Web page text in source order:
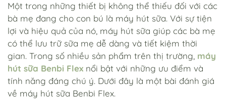
Một trong những thiết bị không thể thiếu đối với các
bà mẹ đang cho con bú là máy hút sữa. Với sự tiện
lợi và hiệu quả của nó, máy hút sữa giúp các bà mẹ
có thể lưu trữ sữa mẹ dễ dàng và tiết kiệm thời
gian. Trong số nhiều sản phẩm trên thị trường, máy
hút sữa Benbi Flex nổi bật với những ưu điểm và
tính năng đáng chú ý. Dưới đây là một bài đánh giá
về máy hút sữa Benbi Flex.